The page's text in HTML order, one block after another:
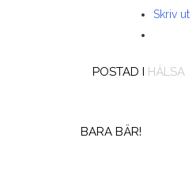
Skriv ut
POSTAD I HÄLSA
BARA BÄR!